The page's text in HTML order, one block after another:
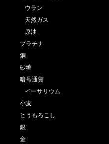
ウラン
天然ガス
原油
プラチナ
銅
砂糖
暗号通貨
イーサリウム
小麦
とうもろこし
銀
金